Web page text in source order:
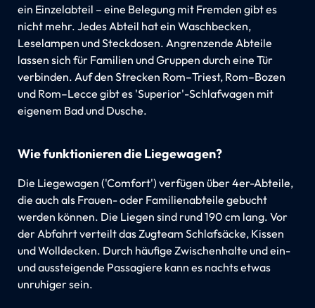
ein Einzelabteil – eine Belegung mit Fremden gibt es
nicht mehr. Jedes Abteil hat ein Waschbecken,
Leselampen und Steckdosen. Angrenzende Abteile
lassen sich für Familien und Gruppen durch eine Tür
verbinden. Auf den Strecken Rom–Triest, Rom–Bozen
und Rom–Lecce gibt es 'Superior'-Schlafwagen mit
eigenem Bad und Dusche.
Wie funktionieren die Liegewagen?
Die Liegewagen ('Comfort') verfügen über 4er-Abteile,
die auch als Frauen- oder Familienabteile gebucht
werden können. Die Liegen sind rund 190 cm lang. Vor
der Abfahrt verteilt das Zugteam Schlafsäcke, Kissen
und Wolldecken. Durch häufige Zwischenhalte und ein-
und aussteigende Passagiere kann es nachts etwas
unruhiger sein.